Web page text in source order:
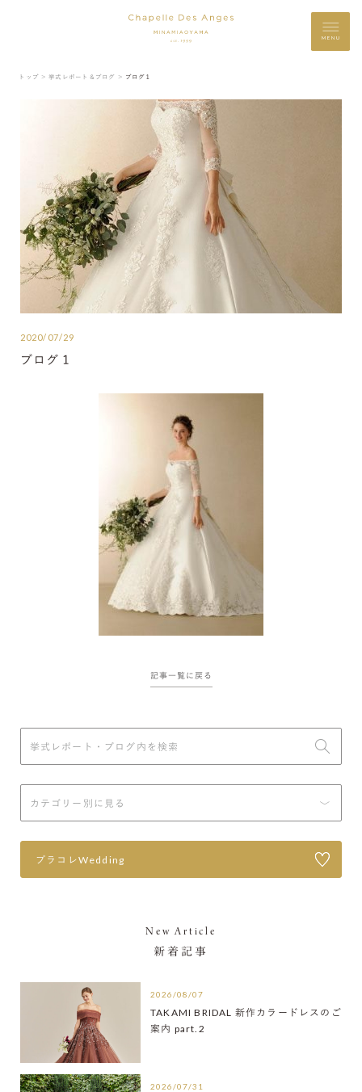
MENU
トップ ＞ 挙式レポート＆ブログ ＞ ブログ１
2020/07/29
ブログ１
記事一覧に戻る
プラコレWedding
New Article
新着記事
2026/08/07
TAKAMI BRIDAL 新作カラードレスのご
案内 part.2
2026/07/31